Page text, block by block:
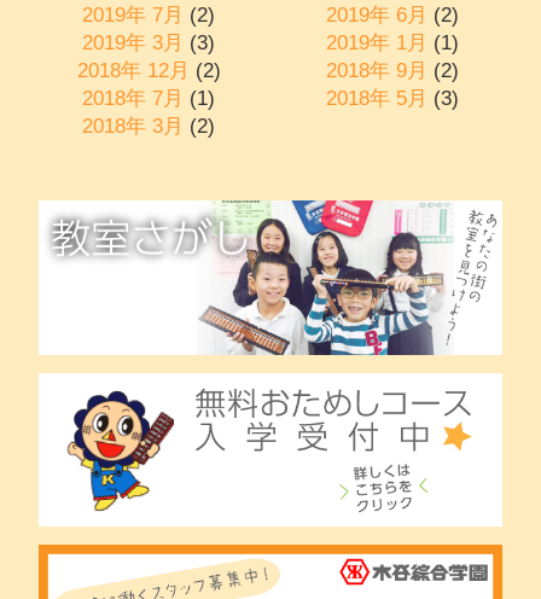
2019年 7月 (2) 2019年 6月 (2)
2019年 3月 (3) 2019年 1月 (1)
2018年 12月 (2) 2018年 9月 (2)
2018年 7月 (1) 2018年 5月 (3)
2018年 3月 (2)